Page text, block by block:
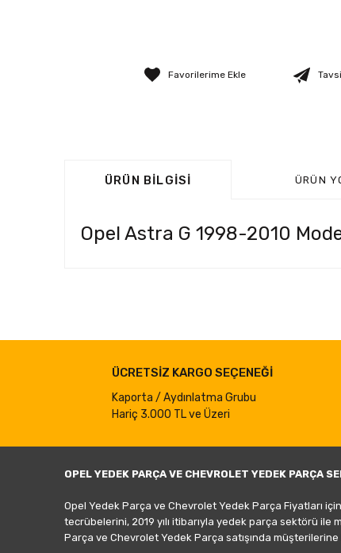
ÜRÜN BILGISI ÜRÜN
Opel Astra G 1998-2010
Ürün açıklamasında eksik bilgiler bulunuyor.
Ürün bilgilerinde hatalar bulunuyor.
Ürün fiyatı diğer sitelerden daha pahalı.
ÜCRETSİZ KARGO SEÇENEĞİ
Kaporta / Aydınlatma Grubu
Hariç 3.000 TL ve Üzeri
OPEL YEDEK PARÇA VE CHEVROLET YEDEK PARÇA
Opel Yedek Parça ve Chevrolet Yedek Parça Fiyatları
tecrübelerini, 2019 yılı itibarıyla yedek parça sektörü ile
Parça ve Chevrolet Yedek Parça satışında